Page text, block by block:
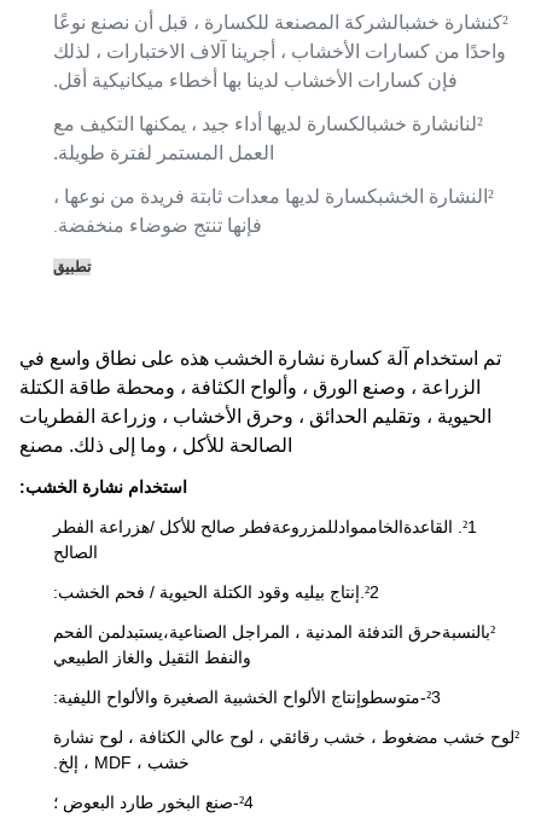
²كنشارة خشبالشركة المصنعة للكسارة ، قبل أن نصنع نوعًا
واحدًا من كسارات الأخشاب ، أجرينا آلاف الاختبارات ، لذلك
فإن كسارات الأخشاب لدينا بها أخطاء ميكانيكية أقل.
²لنانشارة خشبالكسارة لديها أداء جيد ، يمكنها التكيف مع
العمل المستمر لفترة طويلة.
² النشارة الخشبكسارة لديها معدات ثابتة فريدة من نوعها ،
فإنها تنتج ضوضاء منخفضة
تطبيق
تم استخدام آلة كسارة نشارة الخشب هذه على نطاق واسع في
الزراعة ، وصنع الورق ، وألواح الكثافة ، ومحطة طاقة الكتلة
الحيوية ، وتقليم الحدائق ، وحرق الأخشاب ، وزراعة الفطريات
الصالحة للأكل ، وما إلى ذلك. مصنع
استخدام نشارة الخشب:
²1. القاعدة الخامموادللمزروعةفطر صالح للأكل /هزراعة الفطر
الصالح
²2.إنتاج بيليه وقود الكتلة الحيوية / فحم الخشب:
²بالنسبةحرق التدفئة المدنية ، المراجل الصناعية،يستبدلمن الفحم
والنفط الثقيل والغاز الطبيعي
²3-متوسط وإنتاج الألواح الخشبية الصغيرة والألواح الليفية:
²لوح خشب مضغوط ، خشب رقائقي ، لوح عالي الكثافة ، لوح نشارة
خشب ، MDF ، إلخ
²4-صنع البخور طارد البعوض ؛